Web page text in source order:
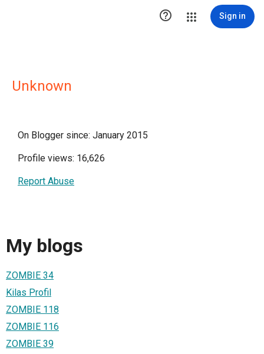
 Sign in
Unknown
On Blogger since: January 2015
Profile views: 16,626
Report Abuse
My blogs
ZOMBIE 34
Kilas Profil
ZOMBIE 118
ZOMBIE 116
ZOMBIE 39